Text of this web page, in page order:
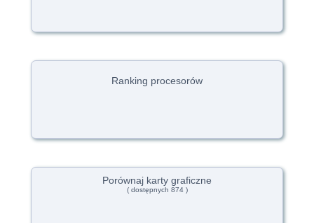
Ranking procesorów
Porównaj karty graficzne
( dostępnych 874 )